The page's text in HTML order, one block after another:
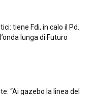
tiene Fdi, in calo il Pd.
lunga di Futuro
“Ai gazebo la linea del